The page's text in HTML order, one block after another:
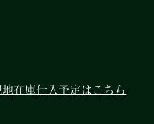
ールナット ディスプ
地在庫仕入予定はこちら